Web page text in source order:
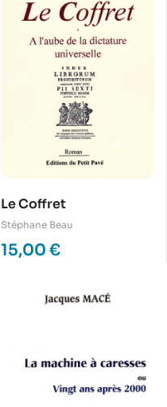
Le Coffret
Stéphane Beau
15,00 €